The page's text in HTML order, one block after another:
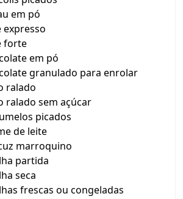
em pó
expresso
forte
em pó
granulado para enrolar
ralado
ralado sem açúcar
picados
de leite
marroquino
partida
seca
frescas ou congeladas